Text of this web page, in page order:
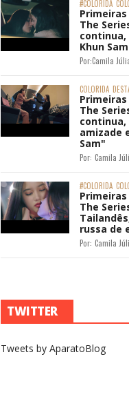
#COLORIDA
The
continua,
Khun
Por:Camila
COLORIDA
The
amizade
Sam"
Por: Camila
#COLORIDA
The
russa de
Por: Camila
TWITTER
Tweets by AparatoBlog